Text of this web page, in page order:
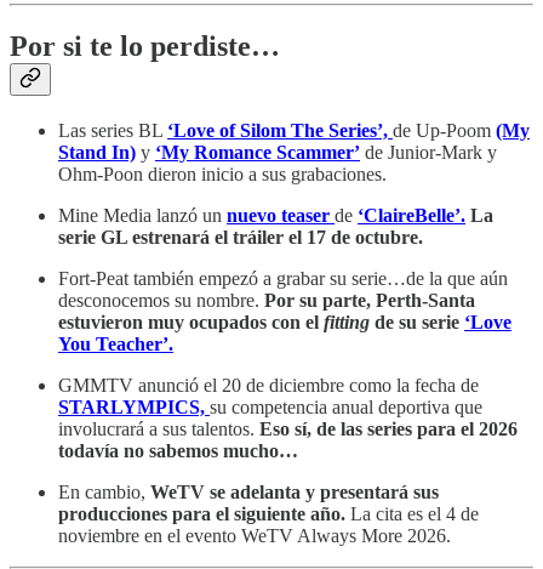
Por si te lo perdiste…
Las series BL ‘Love of Silom The Series’, de Up-Poom (My
Stand In) y ‘My Romance Scammer’ de Junior-Mark y
Ohm-Poon dieron inicio a sus grabaciones.
Mine Media lanzó un nuevo teaser de ‘ClaireBelle’. La
serie GL estrenará el tráiler el 17 de octubre.
Fort-Peat también empezó a grabar su serie…de la que aún
desconocemos su nombre. Por su parte, Perth-Santa
estuvieron muy ocupados con el fitting de su serie ‘Love
You Teacher’.
GMMTV anunció el 20 de diciembre como la fecha de
STARLYMPICS, su competencia anual deportiva que
involucrará a sus talentos. Eso sí, de las series para el 2026
todavía no sabemos mucho…
En cambio, WeTV se adelanta y presentará sus
producciones para el siguiente año. La cita es el 4 de
noviembre en el evento WeTV Always More 2026.